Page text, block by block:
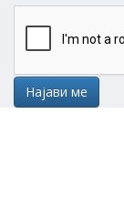
Најави ме